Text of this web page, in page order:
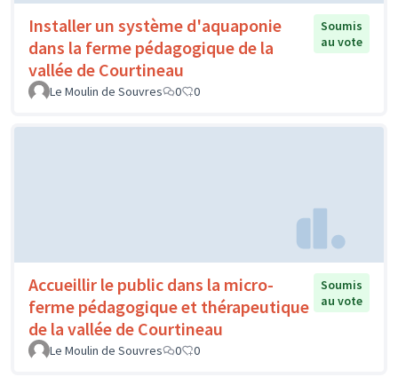
Installer un système d'aquaponie
dans la ferme pédagogique de la
vallée de Courtineau
Soumis
au vote
Le Moulin de Souvres 0 0
Accueillir le public dans la micro-
ferme pédagogique et thérapeutique
de la vallée de Courtineau
Soumis
au vote
Le Moulin de Souvres 0 0